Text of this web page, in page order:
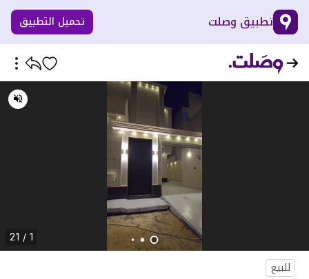
تطبيق وصلت تحميل التطبيق
1 / 21
للبيع